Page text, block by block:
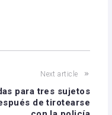
Next article
para tres sujetos
de tirotearse